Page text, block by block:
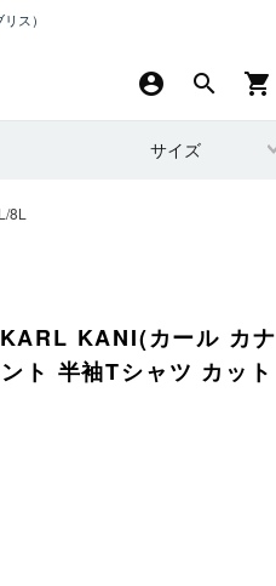
ス）
shopping_cart
search
account_circle
サイズ
8L
KARL KANI(カール カナ
ト 半袖Tシャツ カット